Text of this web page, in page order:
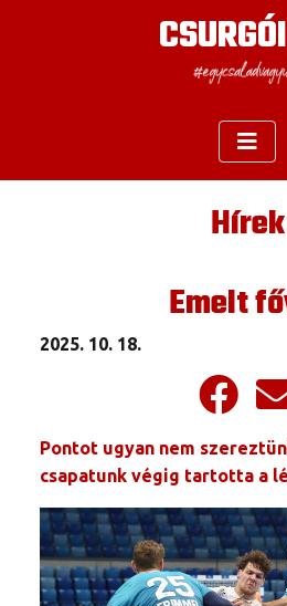
Hírek
Emelt
2025. 10. 18.
Pontot ugyan nem
csapatunk végig tartotta a